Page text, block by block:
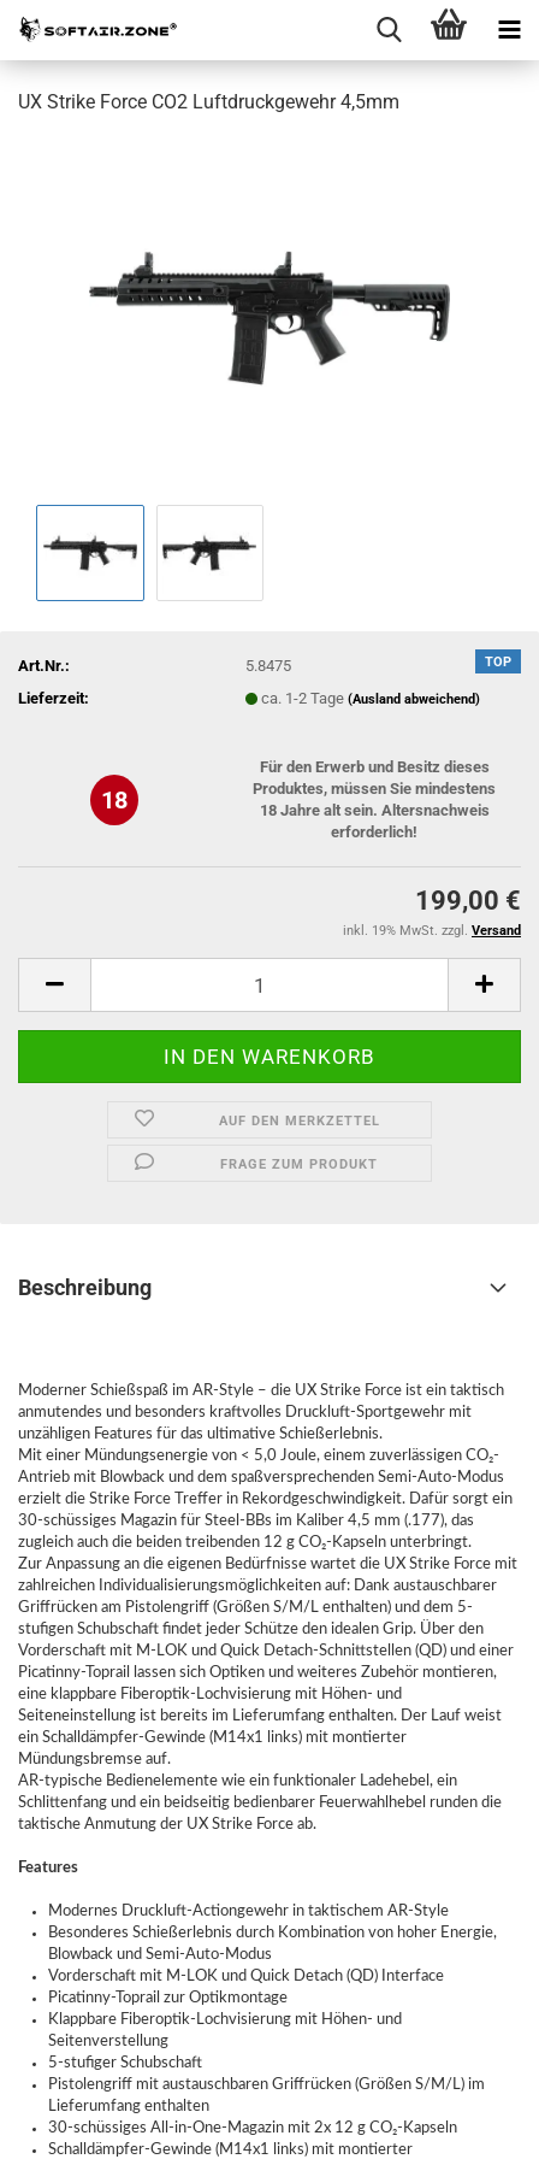
UX Strike Force CO2 Luftdruckgewehr 4,5mm
TOP
Art.Nr.:
5.8475
Lieferzeit:
ca. 1-2 Tage(Ausland abweichend)
18
Für den Erwerb und Besitz dieses
Produktes, müssen Sie mindestens
18 Jahre alt sein. Altersnachweis
erforderlich!
199,00 €
inkl. 19% MwSt. zzgl. Versand
AUF DEN MERKZETTEL
FRAGE ZUM PRODUKT
Beschreibung
Moderner Schießspaß im AR-Style – die UX Strike Force ist ein taktisch
anmutendes und besonders kraftvolles Druckluft-Sportgewehr mit
unzähligen Features für das ultimative Schießerlebnis.
Mit einer Mündungsenergie von < 5,0 Joule, einem zuverlässigen CO₂-
Antrieb mit Blowback und dem spaßversprechenden Semi-Auto-Modus
erzielt die Strike Force Treffer in Rekordgeschwindigkeit. Dafür sorgt ein
30-schüssiges Magazin für Steel-BBs im Kaliber 4,5 mm (.177), das
zugleich auch die beiden treibenden 12 g CO₂-Kapseln unterbringt.
Zur Anpassung an die eigenen Bedürfnisse wartet die UX Strike Force mit
zahlreichen Individualisierungsmöglichkeiten auf: Dank austauschbarer
Griffrücken am Pistolengriff (Größen S/M/L enthalten) und dem 5-
stufigen Schubschaft findet jeder Schütze den idealen Grip. Über den
Vorderschaft mit M-LOK und Quick Detach-Schnittstellen (QD) und einer
Picatinny-Toprail lassen sich Optiken und weiteres Zubehör montieren,
eine klappbare Fiberoptik-Lochvisierung mit Höhen- und
Seiteneinstellung ist bereits im Lieferumfang enthalten. Der Lauf weist
ein Schalldämpfer-Gewinde (M14x1 links) mit montierter
Mündungsbremse auf.
AR-typische Bedienelemente wie ein funktionaler Ladehebel, ein
Schlittenfang und ein beidseitig bedienbarer Feuerwahlhebel runden die
taktische Anmutung der UX Strike Force ab.
Features
Modernes Druckluft-Actiongewehr in taktischem AR-Style
Besonderes Schießerlebnis durch Kombination von hoher Energie,
Blowback und Semi-Auto-Modus
Vorderschaft mit M-LOK und Quick Detach (QD) Interface
Picatinny-Toprail zur Optikmontage
Klappbare Fiberoptik-Lochvisierung mit Höhen- und
Seitenverstellung
5-stufiger Schubschaft
Pistolengriff mit austauschbaren Griffrücken (Größen S/M/L) im
Lieferumfang enthalten
30-schüssiges All-in-One-Magazin mit 2x 12 g CO₂-Kapseln
Schalldämpfer-Gewinde (M14x1 links) mit montierter